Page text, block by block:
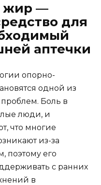
жир —
для
аптечки
опорно-
одной из
Боль в
люди, и
что многие
из-за
поэтому его
с ранних
в